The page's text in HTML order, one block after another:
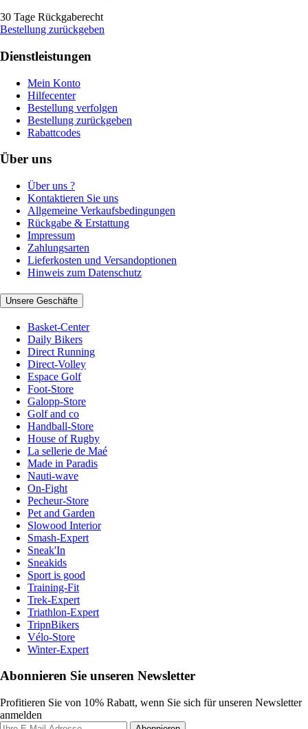
30 Tage Rückgaberecht
Bestellung zurückgeben
Dienstleistungen
Mein Konto
Hilfecenter
Bestellung verfolgen
Bestellung zurückgeben
Rabattcodes
Über uns
Über uns ?
Kontaktieren Sie uns
Allgemeine Verkaufsbedingungen
Rückgabe & Erstattung
Impressum
Zahlungsarten
Lieferkosten und Versandoptionen
Hinweis zum Datenschutz
Unsere Geschäfte
Basket-Center
Daily Bikers
Direct Running
Direct-Volley
Espace Golf
Foot-Store
Galopp-Store
Golf and co
Handball-Store
House of Rugby
La sellerie de Maé
Made in Paradis
Nauti-wave
On-Fight
Pecheur-Store
Pet and Garden
Slowood Interior
Smash-Expert
Sneak'In
Sneakids
Sport is good
Training-Fit
Trek-Expert
Triathlon-Expert
TripnBikers
Vélo-Store
Winter-Expert
Abonnieren Sie unseren Newsletter
Profitieren Sie von 10% Rabatt, wenn Sie sich für unseren Newsletter
anmelden